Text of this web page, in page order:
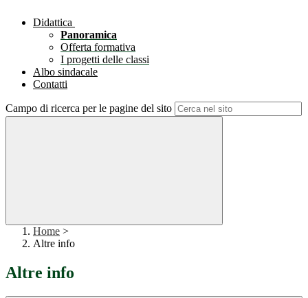
Didattica
Panoramica
Offerta formativa
I progetti delle classi
Albo sindacale
Contatti
Campo di ricerca per le pagine del sito
Home >
Altre info
Altre info